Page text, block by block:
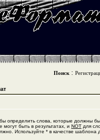
Поиск :
определить слова, которые должны
могут быть в результатах, и NOT для
Используйте * в качестве шаблона